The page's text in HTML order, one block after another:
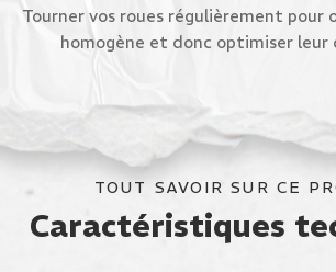
Tourner vos roues régulièrement pour
homogène et donc optimiser leur
TOUT SAVOIR SUR CE
Caractéristiques